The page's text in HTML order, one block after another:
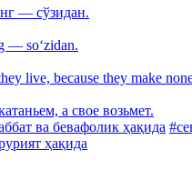
— сўзидан.
— so‘zidan.
live, because they make
а свое возьмет.
ва бевафолик ҳақида
ҳақида